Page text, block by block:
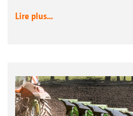
Lire plus...